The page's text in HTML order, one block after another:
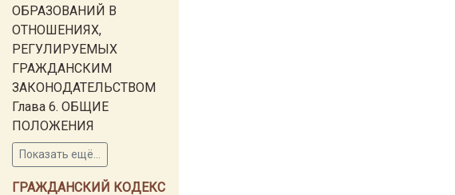
ОБРАЗОВАНИЙ В
ОТНОШЕНИЯХ,
РЕГУЛИРУЕМЫХ
ГРАЖДАНСКИМ
ЗАКОНОДАТЕЛЬСТВОМ
Глава 6. ОБЩИЕ
ПОЛОЖЕНИЯ
Показать ещё...
ГРАЖДАНСКИЙ КОДЕКС